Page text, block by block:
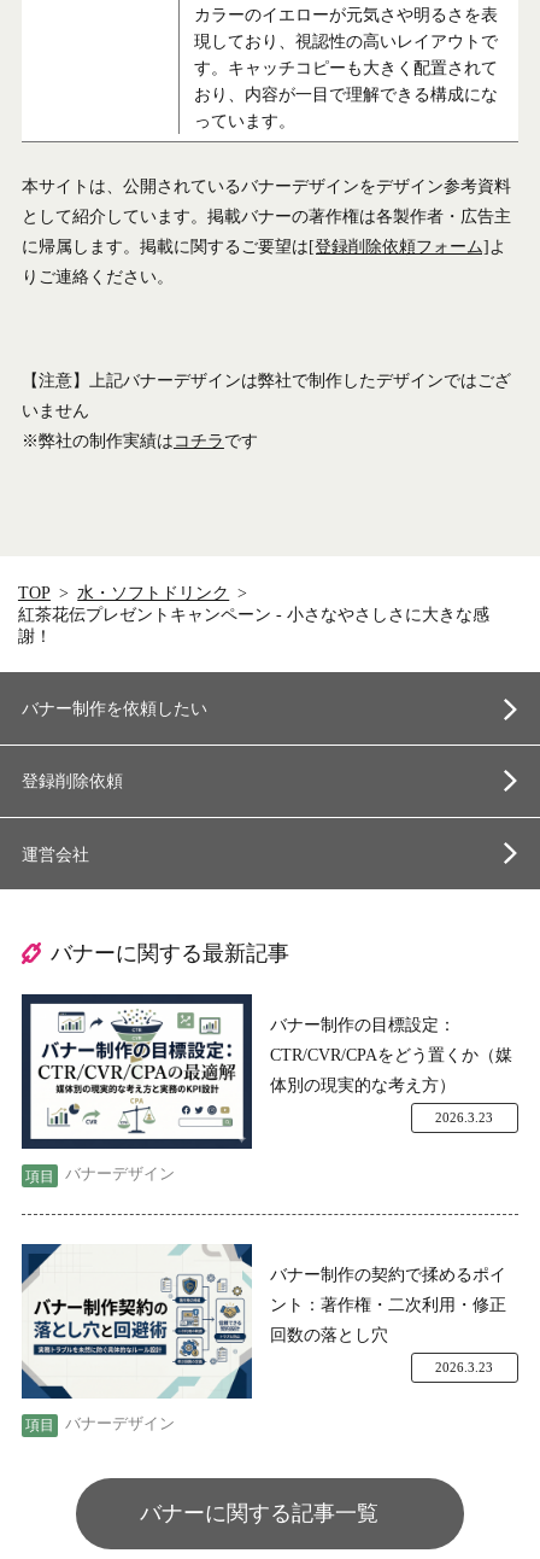
カラーのイエローが元気さや明るさを表
現しており、視認性の高いレイアウトで
す。キャッチコピーも大きく配置されて
おり、内容が一目で理解できる構成にな
っています。
本サイトは、公開されているバナーデザインをデザイン参考資料
として紹介しています。掲載バナーの著作権は各製作者・広告主
に帰属します。掲載に関するご要望は[登録削除依頼フォーム]よ
りご連絡ください。
【注意】上記バナーデザインは弊社で制作したデザインではござ
いません
※弊社の制作実績はコチラです
TOP
水・ソフトドリンク
紅茶花伝プレゼントキャンペーン - 小さなやさしさに大きな感
謝！
バナー制作を依頼したい
登録削除依頼
運営会社
バナーに関する最新記事
バナー制作の目標設定：
CTR/CVR/CPAをどう置くか（媒
体別の現実的な考え方）
バナーデザイン
2026.3.23
バナー制作の契約で揉めるポイ
ント：著作権・二次利用・修正
回数の落とし穴
バナーデザイン
2026.3.23
バナーに関する記事一覧